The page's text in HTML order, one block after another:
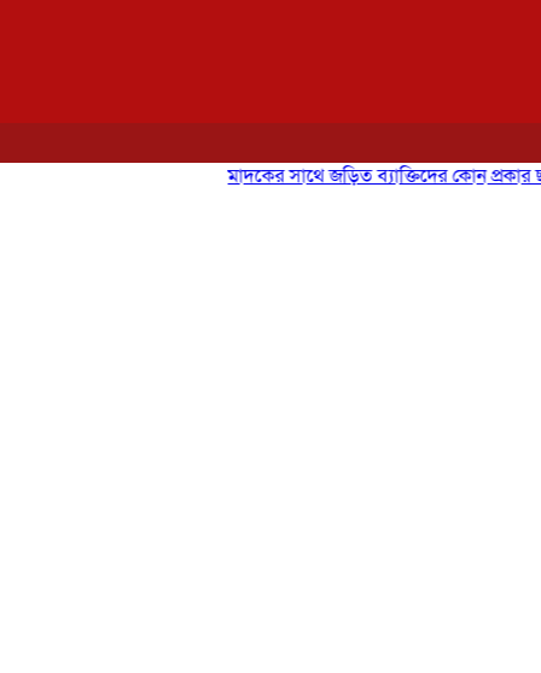
মাদকের সাথে জড়িত ব্যাক্তিদের কোন প্রকার ছাড়